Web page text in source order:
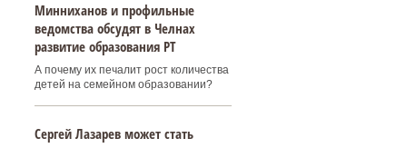
Минниханов и профильные
ведомства обсудят в Челнах
развитие образования РТ
А почему их печалит рост количества
детей на семейном образовании?
Сергей Лазарев может стать